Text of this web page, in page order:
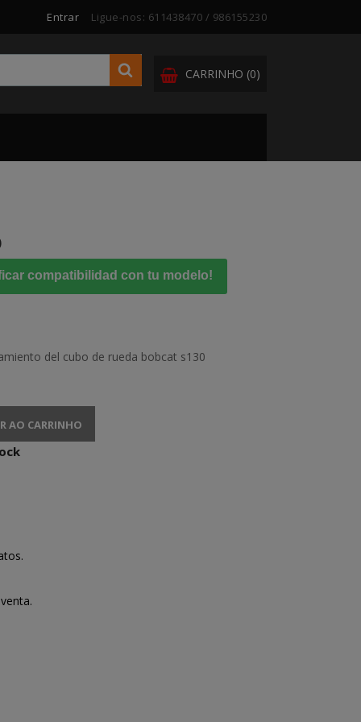
Entrar Ligue-nos: 611438470 / 986155230
CARRINHO (0)
compatibilidad con tu modelo!
del cubo de rueda bobcat s130
AO CARRINHO